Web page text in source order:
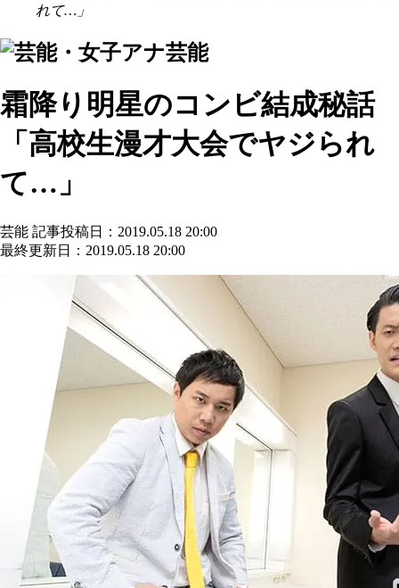
れて…」
芸能
霜降り明星のコンビ結成秘話
「高校生漫才大会でヤジられ
て…」
芸能 記事投稿日：2019.05.18 20:00
最終更新日：2019.05.18 20:00